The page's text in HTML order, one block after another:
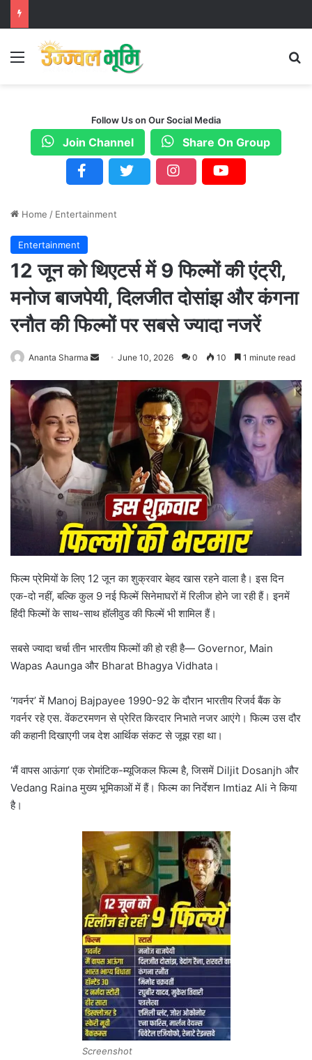
Menu
Follow Us on Our Social Media
Join Channel Share On Group
Home / Entertainment
Entertainment
12 जून को थिएटर्स में 9 फिल्मों की एंट्री,
मनोज बाजपेयी, दिलजीत दोसांझ और कंगना
रनौत की फिल्मों पर सबसे ज्यादा नजरें
Ananta Sharma
n
d
a
n
e
m
a
June 10, 2026 0 10 1 minute read
फिल्म प्रेमियों के लिए 12 जून का शुक्रवार बेहद खास रहने वाला है। इस दिन
एक-दो नहीं, बल्कि कुल 9 नई फिल्में सिनेमाघरों में रिलीज होने जा रही हैं। इनमें
हिंदी फिल्मों के साथ-साथ हॉलीवुड की फिल्में भी शामिल हैं।
सबसे ज्यादा चर्चा तीन भारतीय फिल्मों की हो रही है— Governor, Main
Wapas Aaunga और Bharat Bhagya Vidhata।
‘गवर्नर’ में Manoj Bajpayee 1990-92 के दौरान भारतीय रिजर्व बैंक के
गवर्नर रहे एस. वेंकटरमणन से प्रेरित किरदार निभाते नजर आएंगे। फिल्म उस दौर
की कहानी दिखाएगी जब देश आर्थिक संकट से जूझ रहा था।
‘मैं वापस आऊंगा’ एक रोमांटिक-म्यूजिकल फिल्म है, जिसमें Diljit Dosanjh और
Vedang Raina मुख्य भूमिकाओं में हैं। फिल्म का निर्देशन Imtiaz Ali ने किया
है।
Screenshot